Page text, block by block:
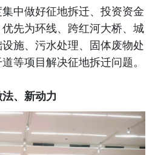
中做好征地拆迁、投资资金
先为环线、跨红河大桥、城
施、污水处理、固体废物处
等项目解决征地拆迁问题。
、新动力